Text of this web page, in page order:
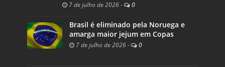
7 de julho de 2026 - 0
Brasil é eliminado pela Noruega e
amarga maior jejum em Copas
7 de julho de 2026 - 0